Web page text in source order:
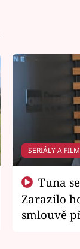
SERIÁLY A
Zarazilo
smlouvě